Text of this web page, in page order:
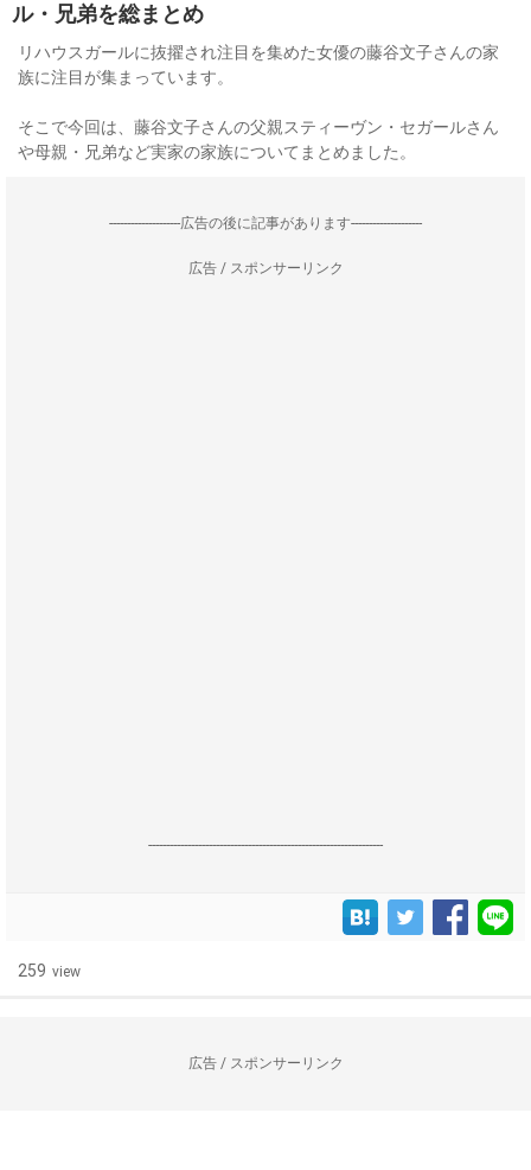
ル・兄弟を総まとめ
リハウスガールに抜擢され注目を集めた女優の藤谷文子さんの家
族に注目が集まっています。
そこで今回は、藤谷文子さんの父親スティーヴン・セガールさん
や母親・兄弟など実家の家族についてまとめました。
--------------------広告の後に記事があります--------------------
広告 / スポンサーリンク
------------------------------------------------------------------
259 view
広告 / スポンサーリンク